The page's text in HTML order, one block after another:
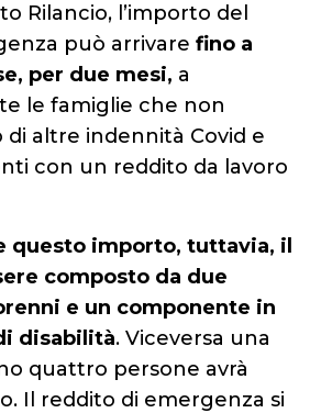
Rilancio, l’importo del
può arrivare fino a
per due mesi, a
le famiglie che non
altre indennità Covid e
con un reddito da lavoro
questo importo, tuttavia, il
composto da due
e un componente in
disabilità. Viceversa una
quattro persone avrà
Il reddito di emergenza si